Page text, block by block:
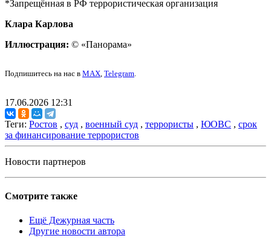
*Запрещённая в РФ террористическая организация
Клара Карлова
Иллюстрация: © «Панорама»
Подпишитесь на нас в MAX, Telegram.
17.06.2026 12:31
Теги: Ростов , суд , военный суд , террористы , ЮОВС , срок
за финансирование террористов
Новости партнеров
Смотрите также
Ещё Дежурная часть
Другие новости автора